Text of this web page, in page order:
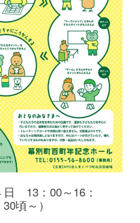
13：00～16：
頃～）